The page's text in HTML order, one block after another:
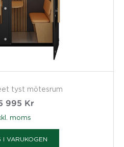
tyst mötesrum
995 Kr
moms
I VARUKOGEN